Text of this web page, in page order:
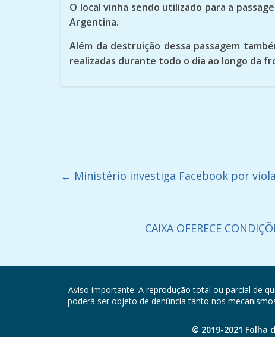
O local vinha sendo utilizado para a
Argentina.
Além da destruição dessa passagem
realizadas durante todo o dia ao longo da
← Ministério investiga Facebook por
CAIXA OFERECE
Aviso importante: A reprodução total ou parcial de
poderá ser objeto de denúncia tanto nos
© 2019-2021 Folha